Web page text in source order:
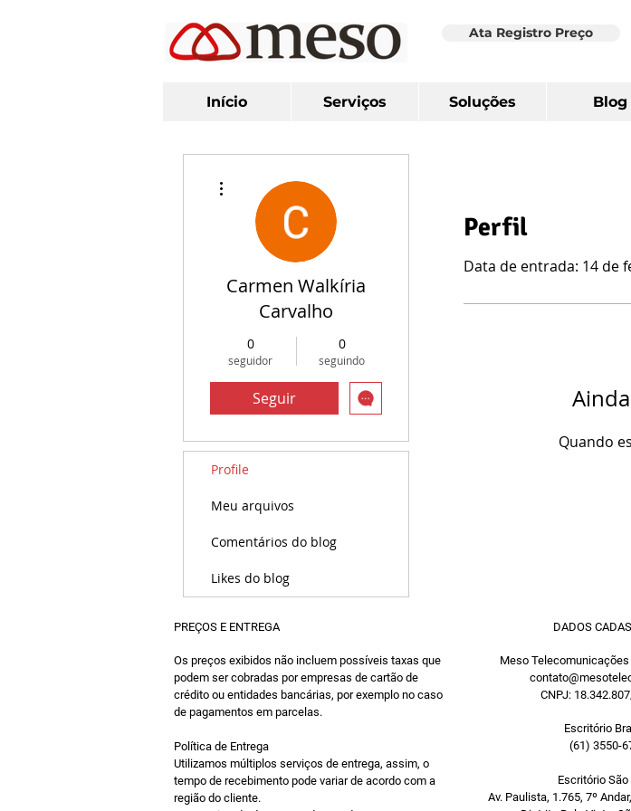
Ata Registro Preço
Início Serviços Soluções Blog
Perfil
Data de entrada: 14 de
Quando
Carmen Walkíria
Carvalho
0
seguidor
0
seguindo
Seguir
Profile
Meu arquivos
Comentários do blog
Likes do blog
PREÇOS E ENTREGA
Os preços exibidos não incluem possíveis taxas que
podem ser cobradas por empresas de cartão de
crédito ou entidades bancárias, por exemplo no caso
de pagamentos em parcelas.
Política de Entrega
Utilizamos múltiplos serviços de entrega, assim, o
tempo de recebimento pode variar de acordo com a
região do cliente.
DADOS
Meso
CNPJ:
Escritório
(61) 3550-
Escritório São
Av. Paulista, 1.765, 7º